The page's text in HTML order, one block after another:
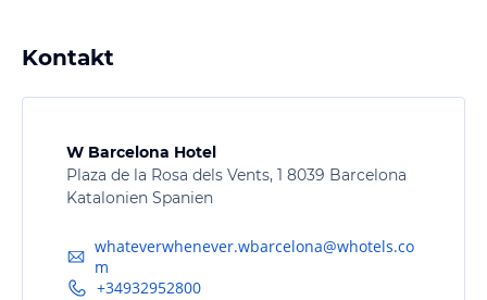
Kontakt
W Barcelona Hotel
Plaza de la Rosa dels Vents, 1 8039 Barcelona
Katalonien Spanien
whateverwhenever.wbarcelona@whotels.co
m
+34932952800